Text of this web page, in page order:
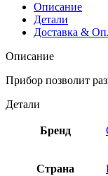
Описание
Детали
Доставка &
Описание
Прибор позволит
Детали
Бренд
Страна